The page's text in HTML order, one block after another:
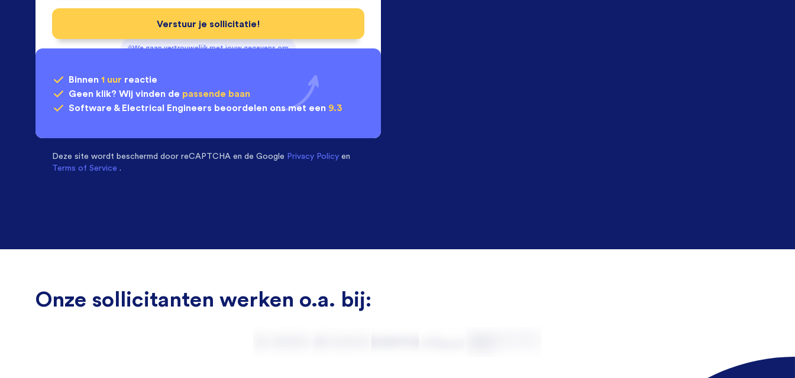
We gaan vertrouwelijk met jouw gegevens om
Verstuur je sollicitatie!
Binnen 1 uur reactie
Geen klik? Wij vinden de passende baan
Software & Electrical Engineers beoordelen ons met een 9.3
Deze site wordt beschermd door reCAPTCHA en de Google Privacy Policy en
Terms of Service .
Onze sollicitanten werken o.a. bij: